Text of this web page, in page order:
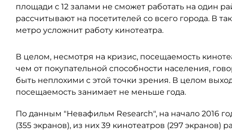
площади с 12 залами не сможет работать на один
рассчитывают на посетителей со всего города. В
метро усложнит работу кинотеатра.
В целом, несмотря на кризис, посещаемость
чем от покупательной способности населения,
быть неплохими с этой точки зрения. В целом
посещаемость занимает не меньше года.
По данным "Невафильм Research", на начало 2016
(355 экранов), из них 39 кинотеатров (297